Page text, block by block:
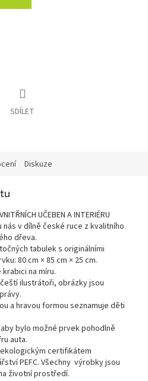
SDÍLET
Diskuze
UČEBEN A INTERIÉRU
v dílně české ruce z kvalitního
dřeva.
tabulek s originálními
80 cm × 85 cm × 25 cm.
na míru.
ilustrátoři, obrázky jsou
a hravou formou seznamuje děti
bylo možné prvek pohodlně
auta.
certifikátem
PEFC. Všechny výrobky jsou
životní prostředí.